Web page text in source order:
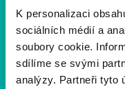
K personalizaci
sociálních médií a
soubory cookie.
sdílíme se svými
analýzy. Partneři tyto
Virtuální běh Yellow
odsouzené a jejich děti
16.7.2025